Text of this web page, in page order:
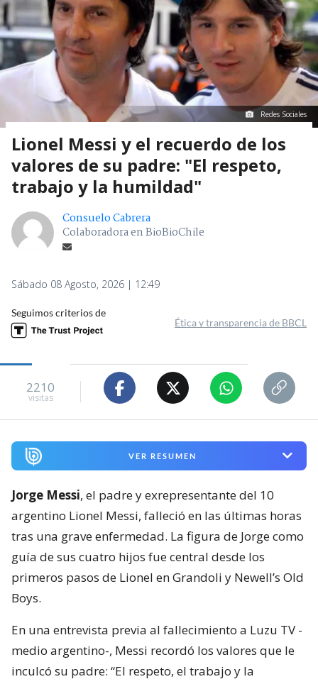
Redes Sociales
Lionel Messi y el recuerdo de los
valores de su padre: "El respeto,
trabajo y la humildad"
Consuelo Cabrera
Colaboradora en BioBioChile
Sábado 08 Agosto, 2026 | 12:49
Seguimos criterios de
Ética y transparencia de BBCL
2210
visitas
VER RESUMEN
Jorge Messi, el padre y exrepresentante del 10
argentino Lionel Messi, falleció en las últimas horas
tras una grave enfermedad. La figura de Jorge como
guía de sus cuatro hijos fue central desde los
primeros pasos de Lionel en Grandoli y Newell’s Old
Boys.
En una entrevista previa al fallecimiento a Luzu TV -
medio argentino-, Messi recordó los valores que le
inculcó su padre: “El respeto, el trabajo y la